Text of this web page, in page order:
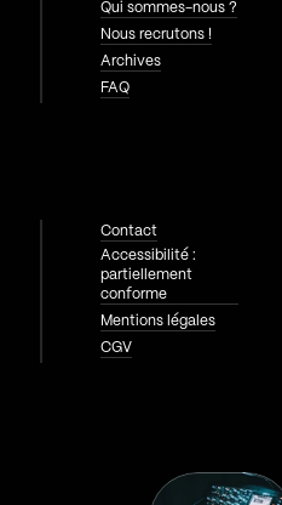
Qui sommes-nous ?
Nous recrutons !
Archives
FAQ
Contact
Accessibilité :
partiellement
conforme
Mentions légales
CGV